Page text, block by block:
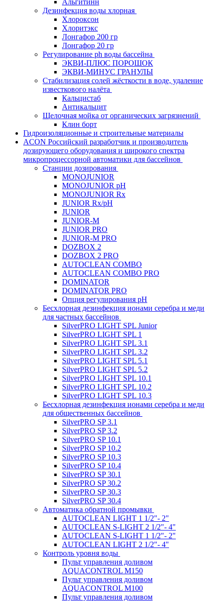
Дезинфекция воды хлорная
Хлороксон
Хлоритэкс
Лонгафор 200 гр
Лонгафор 20 гр
Регулирование ph воды бассейна
ЭКВИ-ПЛЮС ПОРОШОК
ЭКВИ-МИНУС ГРАНУЛЫ
Стабилизация солей жёсткости в воде, удаление
известкового налёта
Кальцистаб
Антикальцит
Щелочная мойка от органических загрязнений
Клин борт
Гидроизоляционные и строительные материалы
ACON Российский разработчик и производитель
дозирующего оборудования и широкого спектра
микропроцессорной автоматики для бассейнов
Станции дозирования
MONOJUNIOR
MONOJUNIOR pH
MONOJUNIOR Rx
JUNIOR Rx/pH
JUNIOR
JUNIOR-M
JUNIOR PRO
JUNIOR-M PRO
DOZBOX 2
DOZBOX 2 PRO
AUTOCLEAN COMBO
AUTOCLEAN COMBO PRO
DOMINATOR
DOMINATOR PRO
Опция регулирования pH
Беcхлорная дезинфекция ионами серебра и меди
для частных бассейнов
SilverPRO LIGHT SPL Junior
SilverPRO LIGHT SPL 1
SilverPRO LIGHT SPL 3.1
SilverPRO LIGHT SPL 3.2
SilverPRO LIGHT SPL 5.1
SilverPRO LIGHT SPL 5.2
SilverPRO LIGHT SPL 10.1
SilverPRO LIGHT SPL 10.2
SilverPRO LIGHT SPL 10.3
Беcхлорная дезинфекция ионами серебра и меди
для общественных бассейнов
SilverPRO SP 3.1
SilverPRO SP 3.2
SilverPRO SP 10.1
SilverPRO SP 10.2
SilverPRO SP 10.3
SilverPRO SP 10.4
SilverPRO SP 30.1
SilverPRO SP 30.2
SilverPRO SP 30.3
SilverPRO SP 30.4
Автоматика обратной промывки
AUTOCLEAN LIGHT 1 1/2"- 2"
AUTOCLEAN S-LIGHT 2 1/2"- 4"
AUTOCLEAN S-LIGHT 1 1/2"- 2"
AUTOCLEAN LIGHT 2 1/2"- 4"
Контроль уровня воды
Пульт управления доливом
AQUACONTROL M150
Пульт управления доливом
AQUACONTROL M100
Пульт управления доливом